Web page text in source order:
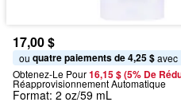
17,00 $
ou quatre paiements de 4,25 $ avec
Obtenez-Le Pour16,15 $ (5% De
Réapprovisionnement Automatique
Format: 2 oz/59 mL